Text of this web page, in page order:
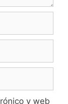
y web